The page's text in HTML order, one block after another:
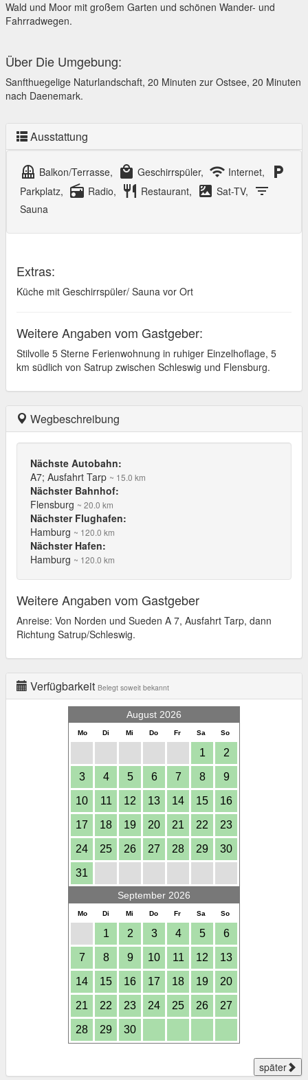
Wald und Moor mit großem Garten und schönen Wander- und
Fahrradwegen.
Über Die Umgebung:
Sanfthuegelige Naturlandschaft, 20 Minuten zur Ostsee, 20 Minuten
nach Daenemark.
Ausstattung
balcony Balkon/Terrasse, local_mall Geschirrspüler, wifi Internet, local_parking
Parkplatz, radio Radio, restaurant Restaurant, satellite Sat-TV, filter_list
Sauna
Extras:
Küche mit Geschirrspüler/ Sauna vor Ort
Weitere Angaben vom Gastgeber:
Stilvolle 5 Sterne Ferienwohnung in ruhiger Einzelhoflage, 5
km südlich von Satrup zwischen Schleswig und Flensburg.
Wegbeschreibung
Nächste Autobahn:
A7; Ausfahrt Tarp ~ 15.0 km
Nächster Bahnhof:
Flensburg ~ 20.0 km
Nächster Flughafen:
Hamburg ~ 120.0 km
Nächster Hafen:
Hamburg ~ 120.0 km
Weitere Angaben vom Gastgeber
Anreise: Von Norden und Sueden A 7, Ausfahrt Tarp, dann
Richtung Satrup/Schleswig.
Verfügbarkeit Belegt soweit bekannt
August 2026
Mo Di Mi Do Fr Sa So
1 2
3 4 5 6 7 8 9
10 11 12 13 14 15 16
17 18 19 20 21 22 23
24 25 26 27 28 29 30
31
September 2026
Mo Di Mi Do Fr Sa So
1 2 3 4 5 6
7 8 9 10 11 12 13
14 15 16 17 18 19 20
21 22 23 24 25 26 27
28 29 30
später